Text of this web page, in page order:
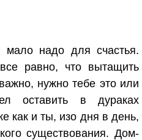
мало надо для счастья.
равно, что вытащить
нужно тебе это или
оставить в дураках
как и ты, изо дня в день,
существования. Дом-